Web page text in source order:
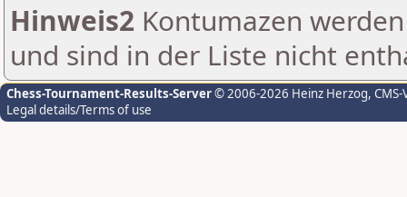
Hinweis2 Kontumazen
und sind in der Liste nicht
Chess-Tournament-Results-Server© 2006-2026 Heinz Herzog,
Legal details/Terms of use